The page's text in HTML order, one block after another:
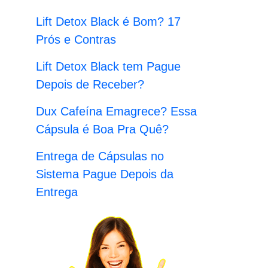
Lift Detox Black é Bom? 17
Prós e Contras
Lift Detox Black tem Pague
Depois de Receber?
Dux Cafeína Emagrece? Essa
Cápsula é Boa Pra Quê?
Entrega de Cápsulas no
Sistema Pague Depois da
Entrega